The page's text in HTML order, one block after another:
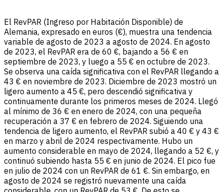
El RevPAR (Ingreso por Habitación Disponible) de
Alemania, expresado en euros (€), muestra una tendencia
variable de agosto de 2023 a agosto de 2024. En agosto
de 2023, el RevPAR era de 60 €, bajando a 56 € en
septiembre de 2023, y luego a 55 € en octubre de 2023.
Se observa una caída significativa con el RevPAR llegando a
43 € en noviembre de 2023. Diciembre de 2023 mostró un
ligero aumento a 45 €, pero descendió significativa y
continuamente durante los primeros meses de 2024. Llegó
al mínimo de 36 € en enero de 2024, con una pequeña
recuperación a 37 € en febrero de 2024. Siguiendo una
tendencia de ligero aumento, el RevPAR subió a 40 € y 43 €
en marzo y abril de 2024 respectivamente. Hubo un
aumento considerable en mayo de 2024, llegando a 52 €, y
continuó subiendo hasta 55 € en junio de 2024. El pico fue
en julio de 2024 con un RevPAR de 61 €. Sin embargo, en
agosto de 2024 se registró nuevamente una caída